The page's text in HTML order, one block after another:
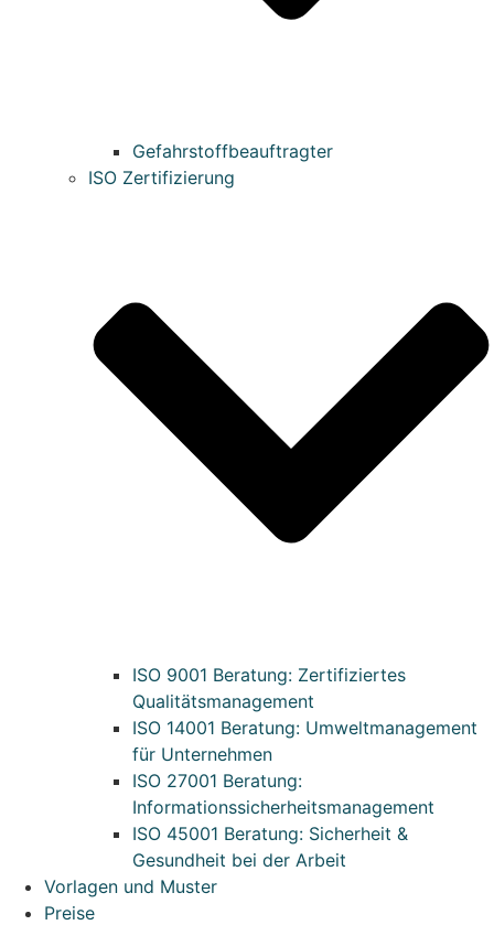
Gefahrstoffbeauftragter
ISO Zertifizierung
ISO 9001 Beratung: Zertifiziertes
Qualitätsmanagement
ISO 14001 Beratung: Umweltmanagement
für Unternehmen
ISO 27001 Beratung:
Informationssicherheitsmanagement
ISO 45001 Beratung: Sicherheit &
Gesundheit bei der Arbeit
Vorlagen und Muster
Preise